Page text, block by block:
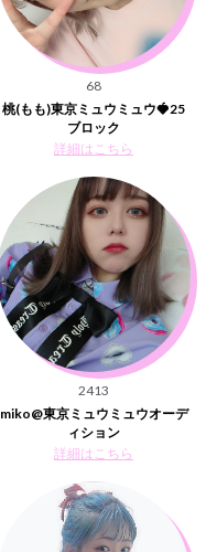
68
桃(もも)東京ミュウミュウ🍓25
ブロック
詳細はこちら
2413
miko@東京ミュウミュウオーデ
ィション
詳細はこちら